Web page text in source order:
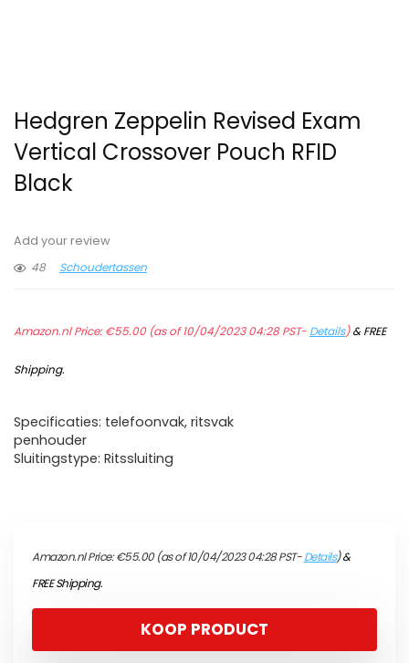
Hedgren Zeppelin Revised Exam
Vertical Crossover Pouch RFID
Black
Add your review
48
Schoudertassen
Amazon.nl Price:€55.00(as of 10/04/2023 04:28 PST- Details)&FREE
Shipping.
Specificaties: telefoonvak, ritsvak
penhouder
Sluitingstype: Ritssluiting
Amazon.nl Price:€55.00(as of 10/04/2023 04:28 PST-Details)&
FREE Shipping.
KOOP PRODUCT